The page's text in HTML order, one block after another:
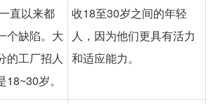
直以来都
个缺陷。大
的工厂招人
18~30岁。
收18至30岁之间的年轻
人，因为他们更具有活力
和适应能力。